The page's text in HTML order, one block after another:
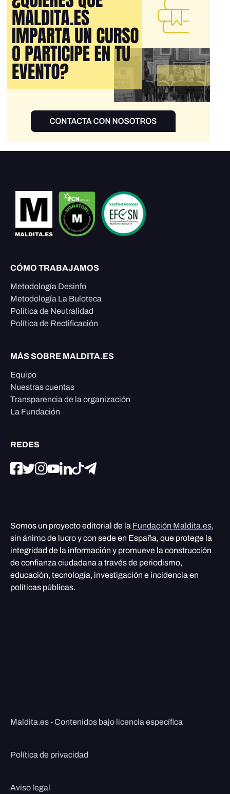
CÓMO TRABAJAMOS
Metodología Desinfo
Metodología La Buloteca
Política de Neutralidad
Política de Rectificación
MÁS SOBRE MALDITA.ES
Equipo
Nuestras cuentas
Transparencia de la organización
La Fundación
REDES
Somos un proyecto editorial de la Fundación Maldita.es,
sin ánimo de lucro y con sede en España, que protege la
integridad de la información y promueve la construcción
de confianza ciudadana a través de periodismo,
educación, tecnología, investigación e incidencia en
políticas públicas.
Maldita.es - Contenidos bajo licencia específica
Política de privacidad
Aviso legal